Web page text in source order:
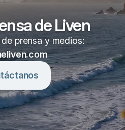
de Liven
prensa y medios: